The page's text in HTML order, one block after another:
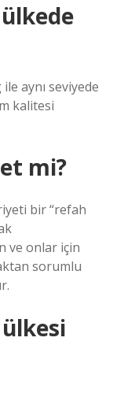
aynı seviyede
kalitesi
mi?
bir “refah
ve onlar için
sorumlu